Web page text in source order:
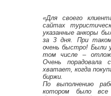
«Для своего
сайтах
указанные анкоры
за 3 дня. При
очень быстро! Были
том числе –
Очень
хватает, когда
биржи.
По выполнению
котором было все